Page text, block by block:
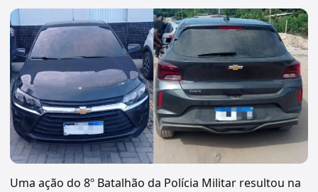
Uma ação do 8º Batalhão da Polícia Militar resultou na